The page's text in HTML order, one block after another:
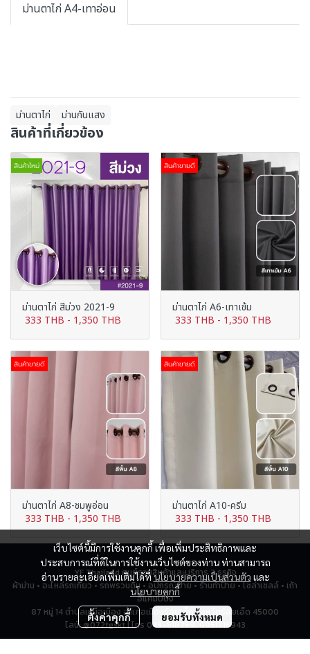
ม่านตาไก่ A4-เทาอ่อน
ม่านตาไก่ ม่านกันแสง
สินค้าที่เกี่ยวข้อง
สินค้าใหม่
ม่านตาไก่ สีม่วง 2021-9
333 THB - 1,350 THB
สินค้าขายดี
ม่านตาไก่ A6-เทาเข้ม
333 THB - 1,350 THB
สินค้าขายดี
ม่านตาไก่ A8-ชมพูอ่อน
333 THB - 1,350 THB
สินค้าขายดี
ม่านตาไก่ A10-ครีม
333 THB - 1,350 THB
เว็บไซต์นี้มีการใช้งานคุกกี้ เพื่อเพิ่มประสิทธิภาพและ
ประสบการณ์ที่ดีในการใช้งานเว็บไซต์ของท่าน ท่านสามารถ
อ่านรายละเอียดเพิ่มเติมได้ที่นโยบายความเป็นส่วนตัว และ
นโยบายคุกกี้
ตั้งค่าคุกกี้ ยอมรับทั้งหมด
YF Thailand ศูนย์รวมสินค้าและบริการ 7 ธุรกิจ
ผ้าม่าน • อะไหล่รถเกี่ยว • รถพรวนดิน • อุปกรณ์ป้าย • ร้านทำป้าย • โซล่าเซลล์ • เก้า
อี้แคมป์ปิ้ง
87 หมู่ 14 ตำบลเหนือเมือง อำเภอเมืองร้อยเอ็ด จังหวัดร้อยเอ็ด 45000
ไลน์: @072tgskt | โทร 043-518259, 0951715943